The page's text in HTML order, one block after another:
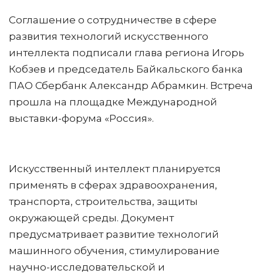
Соглашение о сотрудничестве в сфере
развития технологий искусственного
интеллекта подписали глава региона Игорь
Кобзев и председатель Байкальского банка
ПАО Сбербанк Александр Абрамкин. Встреча
прошла на площадке Международной
выставки-форума «Россия».
Искусственный интеллект планируется
применять в сферах здравоохранения,
транспорта, строительства, защиты
окружающей среды. Документ
предусматривает развитие технологий
машинного обучения, стимулирование
научно-исследовательской и